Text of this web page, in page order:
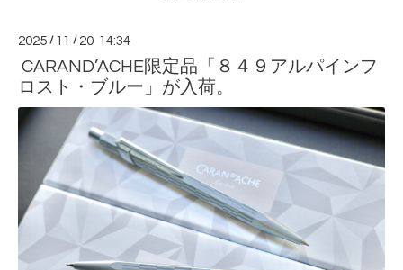
2025 / 11 / 20 14:34
CARAND’ACHE限定品「８４９アルパインフ
ロスト・ブルー」が入荷。